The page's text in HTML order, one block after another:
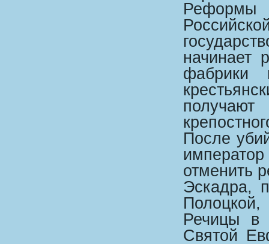
начинает
фабрики
После
отменить
Эскадра,
Речицы в
Святой